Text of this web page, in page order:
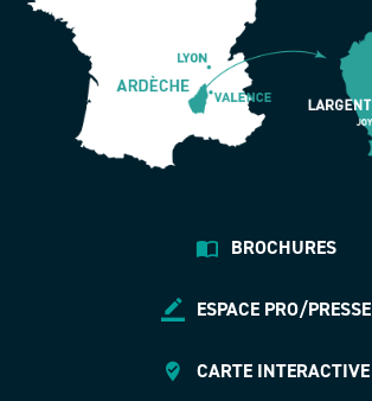
BROCHURES
ESPACE PRO/PRESSE
CARTE INTERACTIVE